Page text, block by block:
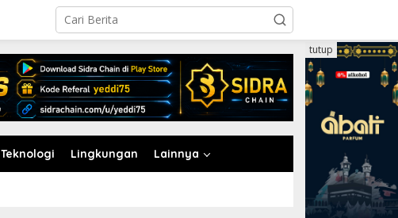
Teknologi Lingkungan Lainnya
tutup